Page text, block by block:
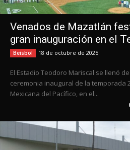
Venados de Mazatlán
gran inauguración en el
Beisbol 18 de octubre de 2025
El Estadio Teodoro Mariscal se llenó
ceremonia inaugural de la temporada
Mexicana del Pacífico, en el...